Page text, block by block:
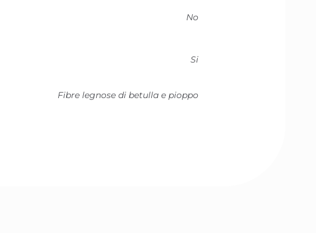
No
Si
Fibre legnose di betulla e pioppo